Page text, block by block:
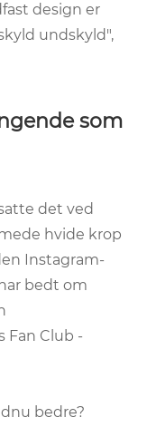
design er
undskyld",
som
det ved
hvide krop
Instagram-
bedt om
Fan Club -
bedre?